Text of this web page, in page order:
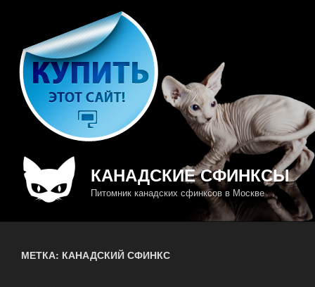
содержимому
КАНАДСКИЕ СФИНКСЫ
Питомник канадских сфинксов в Москве
МЕТКА: КАНАДСКИЙ СФИНКС